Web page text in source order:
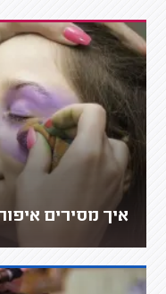
איך מסירים